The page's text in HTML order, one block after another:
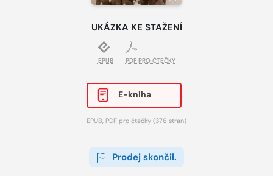
UKÁZKA KE STAŽENÍ
EPUB PDF PRO ČTEČKY
E-kniha
EPUB PDF pro čtečky (376 stran)
Prodej skončil.